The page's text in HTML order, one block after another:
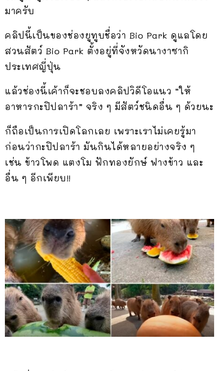
มาครับ
คลิปนี้เป็นของช่องยูทูบชื่อว่า Bio Park ดูแลโดย
สวนสัตว์ Bio Park ตั้งอยู่ที่จังหวัดนางาซากิ
ประเทศญี่ปุ่น
แล้วช่องนี้เค้าก็จะชอบลงคลิปวิดีโอแนว “ให้
อาหารกะปิปลาร้า” จริง ๆ มีสัตว์ชนิดอื่น ๆ ด้วยนะ
ก็ถือเป็นการเปิดโลกเลย เพราะเราไม่เคยรู้มา
ก่อนว่ากะปิปลาร้า มันกินได้หลายอย่างจริง ๆ
เช่น ข้าวโพด แตงโม ฟักทองยักษ์ ฟางข้าว และ
อื่น ๆ อีกเพียบ!!